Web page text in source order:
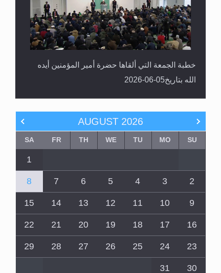
خطبة الجمعة التي ألقاها حضرة أمير المؤمنين أيده
الله بتاريخ05-06-2026
AUGUST 2026
SU
MO
TU
WE
TH
FR
SA
1
2
3
4
5
6
7
8
9
10
11
12
13
14
15
16
17
18
19
20
21
22
23
24
25
26
27
28
29
30
31